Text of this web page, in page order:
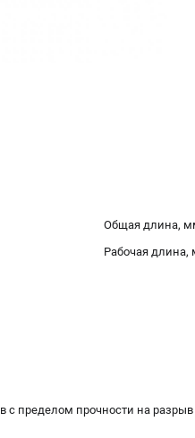
Общая длина,
Рабочая длина,
с пределом прочности на